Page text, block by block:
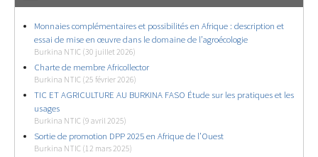
Monnaies complémentaires et possibilités en Afrique : description et
essai de mise en œuvre dans le domaine de l’agroécologie
Burkina NTIC (30 juillet 2026)
Charte de membre Africollector
Burkina NTIC (25 février 2026)
TIC ET AGRICULTURE AU BURKINA FASO Étude sur les pratiques et les
usages
Burkina NTIC (9 avril 2025)
Sortie de promotion DPP 2025 en Afrique de l’Ouest
Burkina NTIC (12 mars 2025)